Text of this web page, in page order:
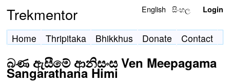
Trekmentor English සිංහල Login
Home Thripitaka Bhikkhus Donate Contact
බණ ඇසීමේ ආනිසංස Ven Meepagama
Sangarathana Himi